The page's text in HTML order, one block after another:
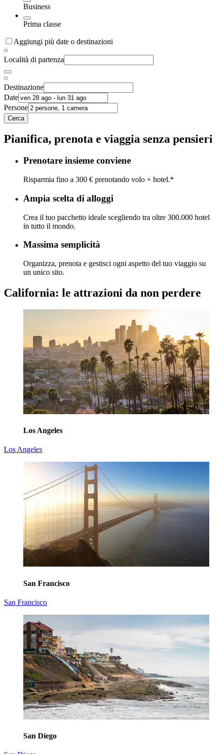
Business
Prima classe
Aggiungi più date o destinazioni
Località di partenza
Destinazione
Date
Persone
Cerca
Pianifica, prenota e viaggia senza pensieri
Prenotare insieme conviene
Risparmia fino a 300 € prenotando volo + hotel.*
Ampia scelta di alloggi
Crea il tuo pacchetto ideale scegliendo tra oltre 300.000 hotel
in tutto il mondo.
Massima semplicità
Organizza, prenota e gestisci ogni aspetto del tuo viaggio su
un unico sito.
California: le attrazioni da non perdere
Los Angeles
Los Angeles
San Francisco
San Francisco
San Diego